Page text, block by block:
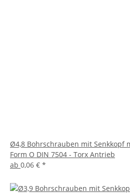
Ø4,8 Bohrschrauben mit Senkkopf
Form O DIN 7504 - Torx Antrieb
ab 0,06 € *